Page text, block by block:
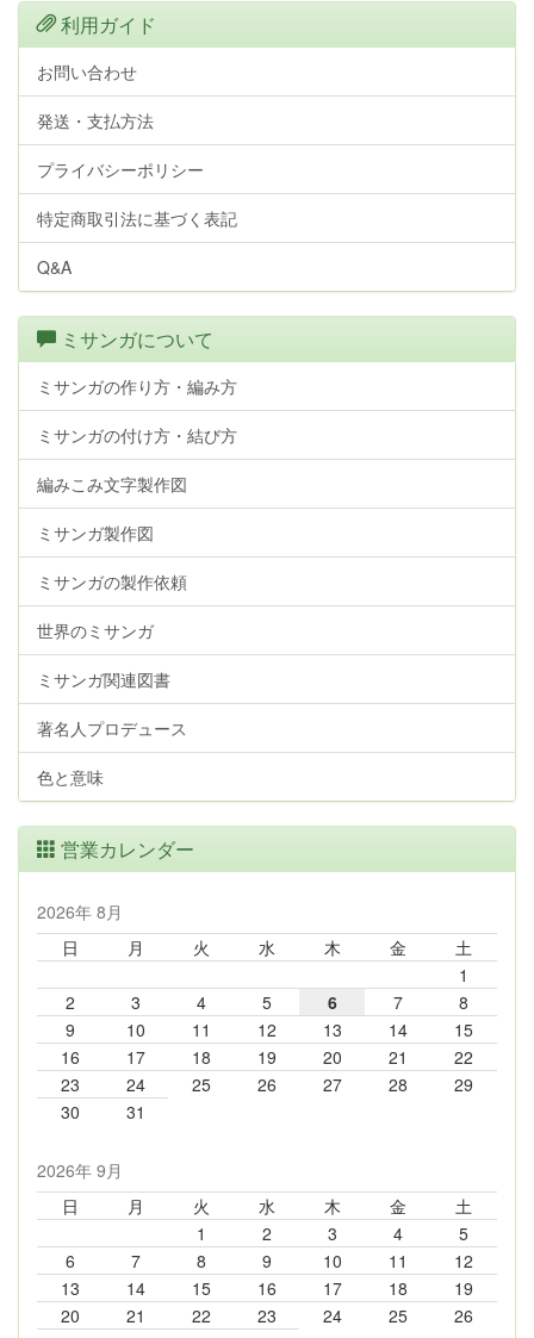
利用ガイド
お問い合わせ
発送・支払方法
プライバシーポリシー
特定商取引法に基づく表記
Q&A
ミサンガについて
ミサンガの作り方・編み方
ミサンガの付け方・結び方
編みこみ文字製作図
ミサンガ製作図
ミサンガの製作依頼
世界のミサンガ
ミサンガ関連図書
著名人プロデュース
色と意味
営業カレンダー
2026年 8月
日
月 火 水 木 金
土
1
2
3 4 5 6 7
8
9
10 11 12 13 14
15
16
17 18 19 20 21
22
23
24 25 26 27 28
29
30
31
2026年 9月
日
月 火 水 木 金
土
1
2 3 4
5
6
7 8 9 10 11
12
13
14 15 16 17 18
19
20
21 22 23 24 25
26